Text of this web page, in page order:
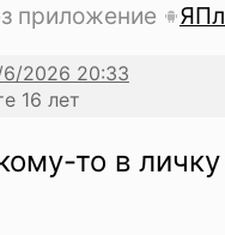
приложение
16 лет
то в